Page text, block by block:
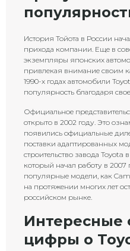
История Тойота в России
прихода компании. Еще в
экземпляры японских
привлекая внимание своим
1990-х годах автомобили
популярность благодаря
Официальное
открыто в 2002 году. Это
появились официальные
поставки адаптированных
строительство завода
который начал работу в 2007
популярные модели, как
на протяжении многих лет
российском рынке.
Интересные
цифры о